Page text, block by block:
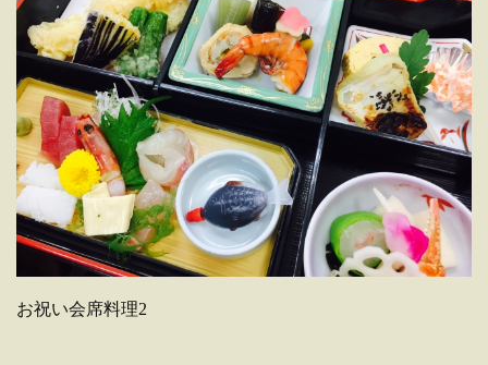
お祝い会席料理2